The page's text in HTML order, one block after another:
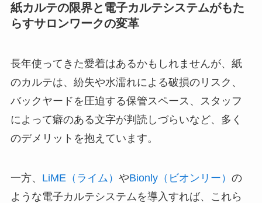
紙カルテの限界と電子カルテシステムがもた
らすサロンワークの変革
長年使ってきた愛着はあるかもしれませんが、紙
のカルテは、紛失や水濡れによる破損のリスク、
バックヤードを圧迫する保管スペース、スタッフ
によって癖のある文字が判読しづらいなど、多く
のデメリットを抱えています。
一方、 LiME（ライム） やBionly（ビオンリー） の
ような電子カルテシステムを導入すれば、これら